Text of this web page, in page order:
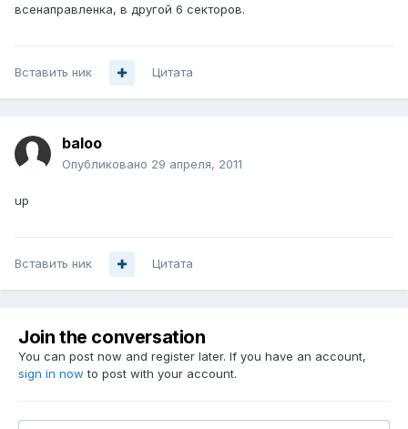
всенаправленка, в другой 6 секторов.
Вставить ник Цитата
baloo
Опубликовано 29 апреля, 2011
up
Вставить ник Цитата
Join the conversation
You can post now and register later. If you have an account,
sign in now to post with your account.